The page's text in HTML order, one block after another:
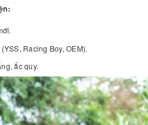
Racing Boy, OEM).
ắc quy.